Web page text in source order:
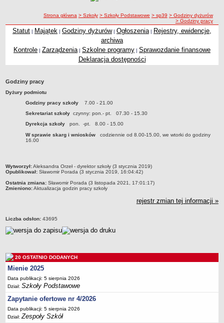
Zespoły Szkół
Techniczne Zakłady Naukowe
PRZEDSZKOLA
Przedszkola Miejskie
Zlikwidowane gimnazja
Przekształcone szkoły i placówki
Wielofunkcyjna Placówka
SPECJALNE OŚRODKI SZKOLNO-WYCHOWAWCZE
Specjalny Ośrodek nr 1
Dane podstawowe
Statut
Ogłoszenie
Zarządzenia
Rejestry, ewidencje, archiwa
Deklaracja dostępności
PORADNIE PSYCHOLOGICZNO-PEDAGOGICZNE
Zespół Poradni
BIURO FINANSÓW OŚWIATY
ścieżka nawigacji
Strona główna > Szkoły > Szkoły Podstawowe > sp39 > Godziny dyżurów
> Godziny pracy
Statut | Majątek | Godziny dyżurów| Ogłoszenia | Rejestry, ewidencje,
archiwa
Kontrole | Zarządzenia | Szkolne programy | Sprawozdanie finansowe
Deklaracja dostępności
Godziny pracy
Dyżury podmiotu
Godziny pracy szkoły 7.00 - 21.00
Sekretariat szkoły czynny: pon.- pt. 07.30 - 15.30
Dyrekcja szkoły pon. -pt. 8.00 - 15.00
W sprawie skarg i wniosków
codziennie od 8.00-15.00, we wtorki do godziny
16.00
metryczka
Wytworzył:Aleksandra Orzeł - dyrektor szkoły (3 stycznia 2019)
Opublikował: Sławomir Porada (3 stycznia 2019, 16:04:42)
Ostatnia zmiana: Sławomir Porada (3 listopada 2021, 17:01:17)
Zmieniono:Aktualizacja godzin pracy szkoły
rejestr zmian tej informacji »
Liczba odsłon: 43695
20 OSTATNIO DODANYCH
Mienie 2025
Data publikacji: 5 sierpnia 2026
Dział:Szkoły Podstawowe
Zapytanie ofertowe nr 4/2026
Data publikacji: 5 sierpnia 2026
Dział:Zespoły Szkół